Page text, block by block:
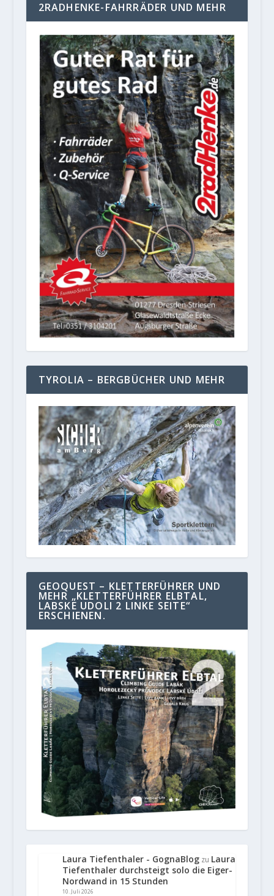
2RADHENKE-FAHRRÄDER UND MEHR
TYROLIA – BERGBÜCHER UND MEHR
GEOQUEST – KLETTERFÜHRER UND
MEHR „KLETTERFÜHRER ELBTAL,
LABSKE UDOLI 2 LINKE SEITE“
ERSCHIENEN.
Laura Tiefenthaler - GognaBlogzu Laura
Tiefenthaler durchsteigt solo die Eiger-
Nordwand in 15 Stunden
10. Juli 2026